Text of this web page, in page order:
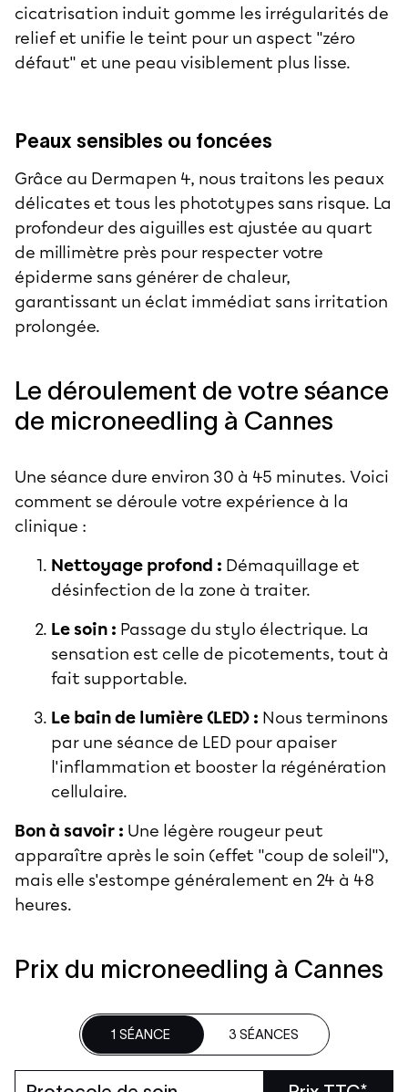
cicatrisation induit gomme les irrégularités de
relief et unifie le teint pour un aspect "zéro
défaut" et une peau visiblement plus lisse.
Peaux sensibles ou foncées
Grâce au Dermapen 4, nous traitons les peaux
délicates et tous les phototypes sans risque. La
profondeur des aiguilles est ajustée au quart
de millimètre près pour respecter votre
épiderme sans générer de chaleur,
garantissant un éclat immédiat sans irritation
prolongée.
Le déroulement de votre séance
de microneedling à Cannes
Une séance dure environ 30 à 45 minutes. Voici
comment se déroule votre expérience à la
clinique :
Nettoyage profond : Démaquillage et
désinfection de la zone à traiter.
Le soin : Passage du stylo électrique. La
sensation est celle de picotements, tout à
fait supportable.
Le bain de lumière (LED) : Nous terminons
par une séance de LED pour apaiser
l'inflammation et booster la régénération
cellulaire.
Bon à savoir : Une légère rougeur peut
apparaître après le soin (effet "coup de soleil"),
mais elle s'estompe généralement en 24 à 48
heures.
Prix du microneedling à Cannes
1 SÉANCE 3 SÉANCES